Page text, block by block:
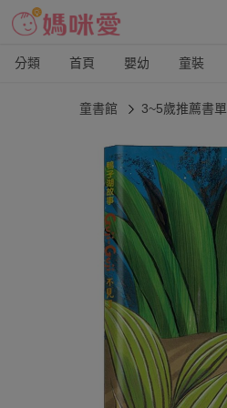
分類 首頁 嬰幼 童裝
童書館 3~5歲推薦書單